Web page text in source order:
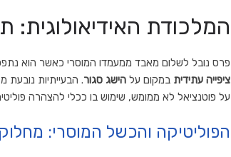
המלכודת האידיאולוגית:
פרס נובל לשלום מאבד ממעמדו המוסרי כאשר הוא
ציפייה עתידית במקום על הישג סגור. הבעייתיות
על פוטנציאל לא ממומש, שימוש בו ככלי להצהרה
הפוליטיקה והכשל המוסרי: